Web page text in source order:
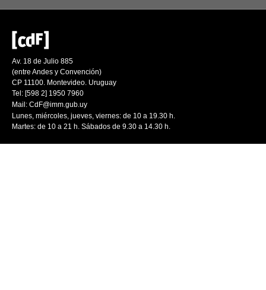
Av. 18 de Julio 885
(entre Andes y Convención)
CP 11100. Montevideo. Uruguay
Tel: [598 2] 1950 7960
Mail: CdF@imm.gub.uy
Lunes, miércoles, jueves, viernes: de 10 a 19.30 h.
Martes: de 10 a 21 h. Sábados de 9.30 a 14.30 h.